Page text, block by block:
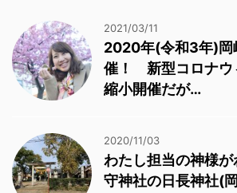
2021/03/11
2020年(令和3年)岡
催！ 新型コロナウ
縮小開催だが…
2020/11/03
わたし担当の神様
守神社の日長神社(